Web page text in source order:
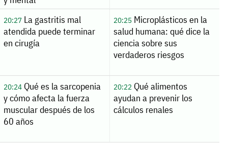
20:27La gastritis mal
atendida puede terminar
en cirugía
20:25Microplásticos en la
salud humana: qué dice la
ciencia sobre sus
verdaderos riesgos
20:24Qué es la sarcopenia
y cómo afecta la fuerza
muscular después de los
60 años
20:22Qué alimentos
ayudan a prevenir los
cálculos renales